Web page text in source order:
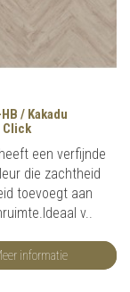
/ Kakadu
Click
een verfijnde
die zachtheid
toevoegt aan
v..
informatie